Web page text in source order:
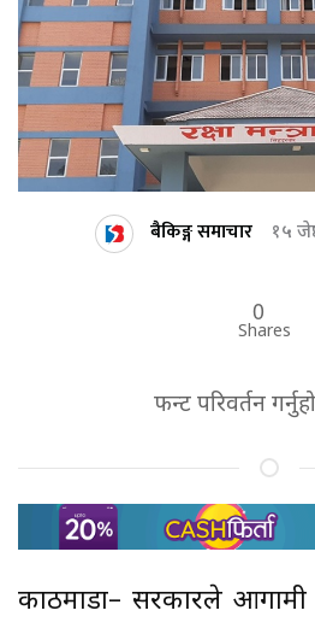
बैकिङ्ग समाचार १५
0
Shares
फन्ट परिवर्तन
काठमाडौं– सरकारले आगामी